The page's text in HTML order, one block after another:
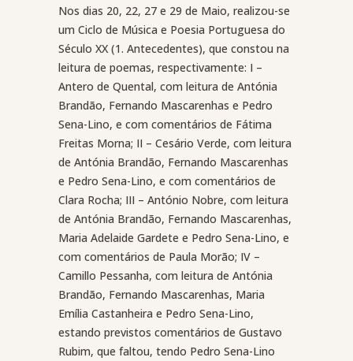
Nos dias 20, 22, 27 e 29 de Maio, realizou-se
um Ciclo de Música e Poesia Portuguesa do
Século XX (1. Antecedentes), que constou na
leitura de poemas, respectivamente: I –
Antero de Quental, com leitura de Antónia
Brandão, Fernando Mascarenhas e Pedro
Sena-Lino, e com comentários de Fátima
Freitas Morna; II – Cesário Verde, com leitura
de Antónia Brandão, Fernando Mascarenhas
e Pedro Sena-Lino, e com comentários de
Clara Rocha; III – António Nobre, com leitura
de Antónia Brandão, Fernando Mascarenhas,
Maria Adelaide Gardete e Pedro Sena-Lino, e
com comentários de Paula Morão; IV –
Camillo Pessanha, com leitura de Antónia
Brandão, Fernando Mascarenhas, Maria
Emília Castanheira e Pedro Sena-Lino,
estando previstos comentários de Gustavo
Rubim, que faltou, tendo Pedro Sena-Lino